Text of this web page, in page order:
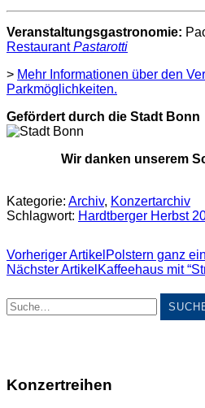
Veranstaltungsgastronomie:
RestaurantPastarotti
> Mehr Informationen über den
Parkmöglichkeiten.
Gefördert durch die Stadt Bonn
Wir danken unserem
Kategorie: Archiv, Konzertarchiv
Schlagwort: Hardtberger Herbst
Vorheriger Artikel Polstern ganz
Nächster Artikel Kaffeehaus mit
Suche
Konzertreihen